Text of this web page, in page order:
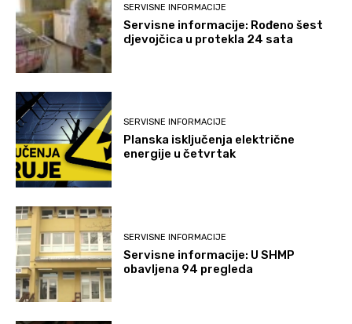
SERVISNE INFORMACIJE
Servisne informacije: Rođeno šest
djevojčica u protekla 24 sata
SERVISNE INFORMACIJE
Planska isključenja električne
energije u četvrtak
SERVISNE INFORMACIJE
Servisne informacije: U SHMP
obavljena 94 pregleda